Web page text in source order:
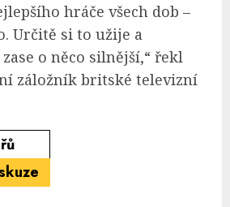
hráče všech dob –
Určitě si to užije a
o něco silnější,“ řekl
záložník britské televizní